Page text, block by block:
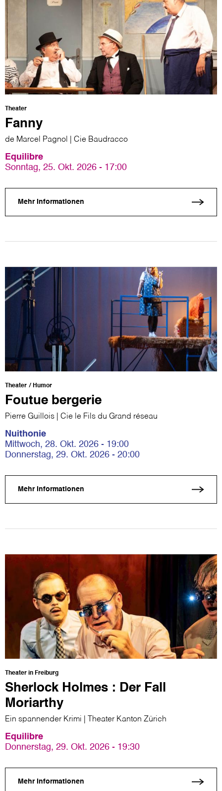
Theater
Fanny
de Marcel Pagnol | Cie Baudracco
Equilibre
Sonntag, 25. Okt. 2026 - 17:00
Mehr Informationen
Theater Humor
Foutue bergerie
Pierre Guillois | Cie le Fils du Grand réseau
Nuithonie
Mittwoch, 28. Okt. 2026 - 19:00
Donnerstag, 29. Okt. 2026 - 20:00
Mehr Informationen
Theater in Freiburg
Sherlock Holmes : Der Fall
Moriarthy
Ein spannender Krimi | Theater Kanton Zürich
Equilibre
Donnerstag, 29. Okt. 2026 - 19:30
Mehr Informationen